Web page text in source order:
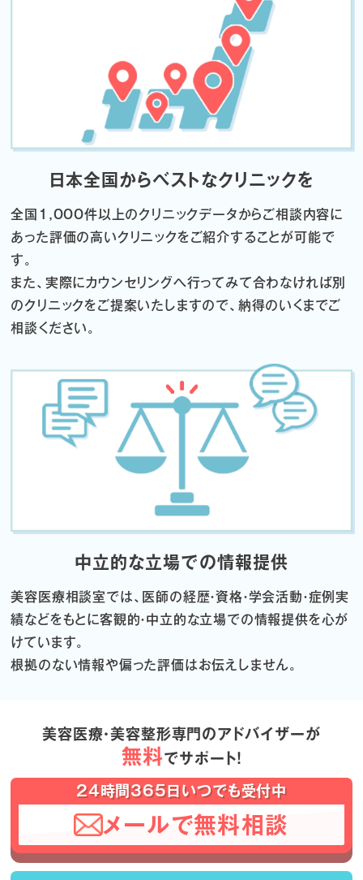
日本全国からベストなクリニックを
全国1,000件以上のクリニックデータからご相談内容に
あった評価の高いクリニックをご紹介することが可能で
す。
また、実際にカウンセリングへ行ってみて合わなければ別
のクリニックをご提案いたしますので、納得のいくまでご
相談ください。
中立的な立場での情報提供
美容医療相談室では、医師の経歴・資格・学会活動・症例実
績などをもとに客観的・中立的な立場での情報提供を心が
けています。
根拠のない情報や偏った評価はお伝えしません。
美容医療・美容整形専門のアドバイザーが
無料でサポート！
24時間365日いつでも受付中
メールで無料相談